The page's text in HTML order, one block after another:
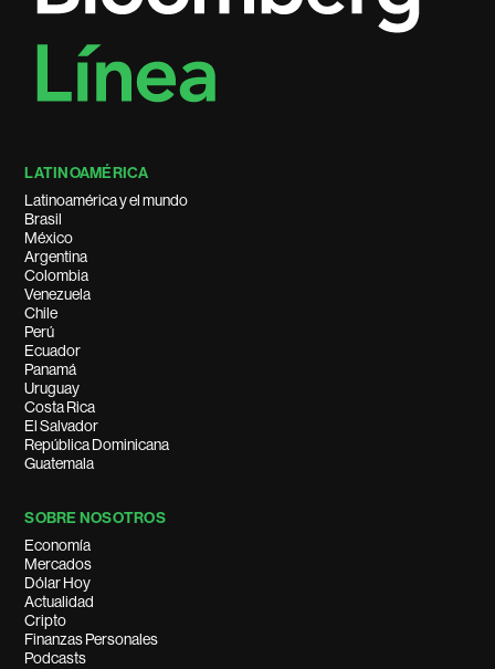
LATINOAMÉRICA
Latinoamérica y el mundo
Brasil
México
Argentina
Colombia
Venezuela
Chile
Perú
Ecuador
Panamá
Uruguay
Costa Rica
El Salvador
República Dominicana
Guatemala
SOBRE NOSOTROS
Economía
Mercados
Dólar Hoy
Actualidad
Cripto
Finanzas Personales
Podcasts